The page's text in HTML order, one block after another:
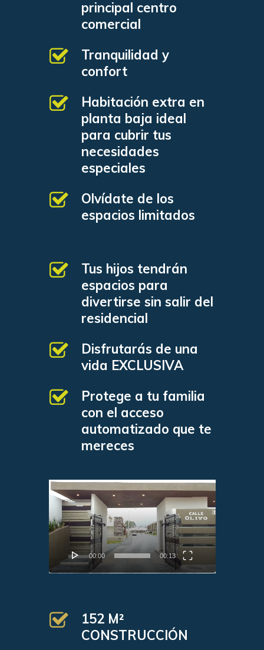
principal centro
comercial
Tranquilidad y
confort
Habitación extra en
planta baja ideal
para cubrir tus
necesidades
especiales
Olvídate de los
espacios limitados
Tus hijos tendrán
espacios para
divertirse sin salir del
residencial
Disfrutarás de una
vida EXCLUSIVA
Protege a tu familia
con el acceso
automatizado que te
mereces
Reproductor
vídeo
00:00 00:13
152 M²
CONSTRUCCIÓN
CONTACTO